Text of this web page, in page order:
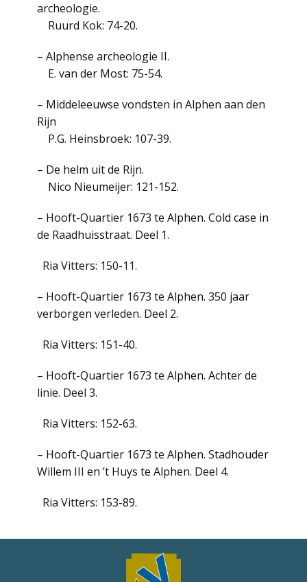
archeologie.
Ruurd Kok: 74-20.
– Alphense archeologie II.
E. van der Most: 75-54.
– Middeleeuwse vondsten in Alphen aan den
Rijn
P.G. Heinsbroek: 107-39.
– De helm uit de Rijn.
Nico Nieumeijer: 121-152.
– Hooft-Quartier 1673 te Alphen. Cold case in
de Raadhuisstraat. Deel 1.
Ria Vitters: 150-11.
– Hooft-Quartier 1673 te Alphen. 350 jaar
verborgen verleden. Deel 2.
Ria Vitters: 151-40.
– Hooft-Quartier 1673 te Alphen. Achter de
linie. Deel 3.
Ria Vitters: 152-63.
– Hooft-Quartier 1673 te Alphen. Stadhouder
Willem III en ’t Huys te Alphen. Deel 4.
Ria Vitters: 153-89.